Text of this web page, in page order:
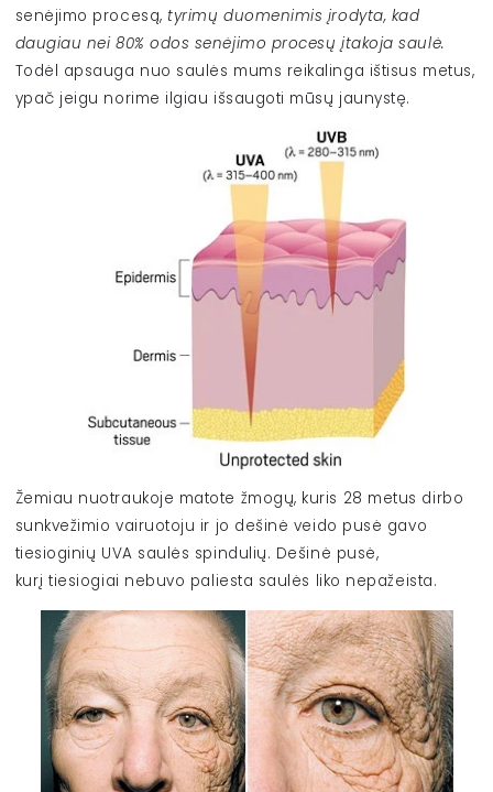
senėjimo procesą, tyrimų duomenimis įrodyta, kad
daugiau nei 80% odos senėjimo procesų įtakoja saulė.
Todėl apsauga nuo saulės mums reikalinga ištisus metus,
ypač jeigu norime ilgiau išsaugoti mūsų jaunystę.
Žemiau nuotraukoje matote žmogų, kuris 28 metus dirbo
sunkvežimio vairuotoju ir jo dešinė veido pusė gavo
tiesioginių UVA saulės spindulių. Dešinė pusė,
kurį tiesiogiai nebuvo paliesta saulės liko nepažeista.